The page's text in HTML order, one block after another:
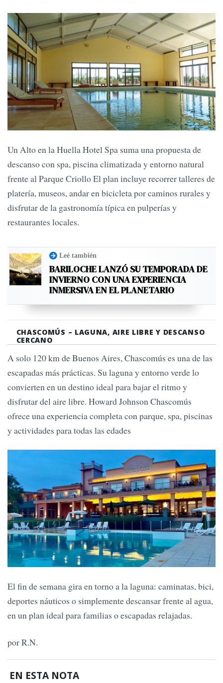
Un Alto en la Huella Hotel Spa suma una propuesta de
descanso con spa, piscina climatizada y entorno natural
frente al Parque Criollo El plan incluye recorrer talleres de
platería, museos, andar en bicicleta por caminos rurales y
disfrutar de la gastronomía típica en pulperías y
restaurantes locales.
Leé también
BARILOCHE LANZÓ SU TEMPORADA DE
INVIERNO CON UNA EXPERIENCIA
INMERSIVA EN EL PLANETARIO
CHASCOMÚS – LAGUNA, AIRE LIBRE Y DESCANSO
CERCANO
A solo 120 km de Buenos Aires, Chascomús es una de las
escapadas más prácticas. Su laguna y entorno verde lo
convierten en un destino ideal para bajar el ritmo y
disfrutar del aire libre. Howard Johnson Chascomús
ofrece una experiencia completa con parque, spa, piscinas
y actividades para todas las edades
El fin de semana gira en torno a la laguna: caminatas, bici,
deportes náuticos o simplemente descansar frente al agua,
en un plan ideal para familias o escapadas relajadas.
por R.N.
EN ESTA NOTA